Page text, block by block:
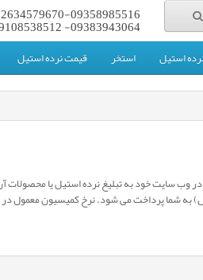
09383943064- 09108538512
استیل استخر قیمت نرده استیل
ها در وب سایت خود به تبلیغ نرده استیل یا